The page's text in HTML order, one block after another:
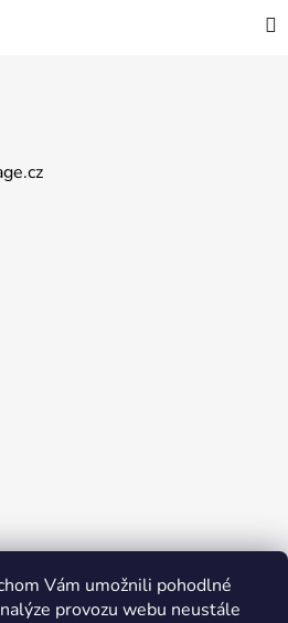
Vám umožnili pohodlné
provozu webu neustále